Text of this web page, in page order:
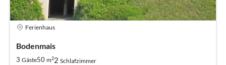
Ferienhaus
Bodenmais
3 Gäste50 m22 Schlafzimmer